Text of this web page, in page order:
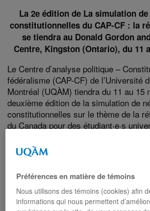
La 2e édition de La simulation
constitutionnelles du CAP-CF : la
se tiendra au Donald Gordon
Centre, Kingston (Ontario), du 11
Le Centre d’analyse politique –
fédéralisme (CAP-CF) de l’Université
Montréal (UQÀM) tiendra du 11 au 15
deuxième édition de la simulation de
constitutionnelles sur le thème de la
du Canada pour des étudiant·e·s
Cette activité est financée par le
canadiennes (SQRC).
La simulation permettra aux
Préférences en matière de témoins
Nous utilisons des témoins (cookies) afin
informations qui nous permettent